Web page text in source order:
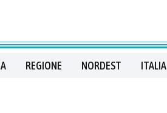
REGIONE NORDEST ITALIA